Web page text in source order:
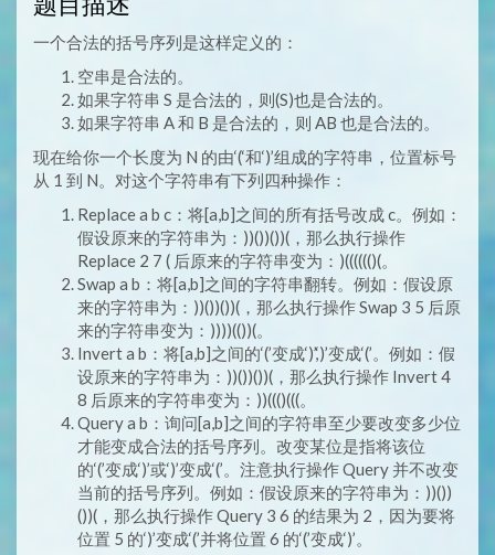
一个合法的括号序列是这样定义的：
空串是合法的。
如果字符串 S 是合法的，则(S)也是合法的。
如果字符串 A 和 B 是合法的，则 AB 也是合法的。
现在给你一个长度为 N 的由‘(‘和‘)’组成的字符串，位置标号
从 1 到 N。对这个字符串有下列四种操作：
Replace a b c：将[a,b]之间的所有括号改成 c。例如：
假设原来的字符串为：))())())(，那么执行操作
Replace 2 7 ( 后原来的字符串变为：)(((((()(。
Swap a b：将[a,b]之间的字符串翻转。例如：假设原
来的字符串为：))())())(，那么执行操作 Swap 3 5 后原
来的字符串变为：))))(())(。
Invert a b：将[a,b]之间的‘(’变成‘)’,‘)’变成‘(’。例如：假
设原来的字符串为：))())())(，那么执行操作 Invert 4
8 后原来的字符串变为：))((()(((。
Query a b：询问[a,b]之间的字符串至少要改变多少位
才能变成合法的括号序列。改变某位是指将该位
的‘(’变成‘)’或‘)’变成‘(’。注意执行操作 Query 并不改变
当前的括号序列。例如：假设原来的字符串为：))())
())(，那么执行操作 Query 3 6 的结果为 2，因为要将
位置 5 的‘)’变成‘(’并将位置 6 的‘(’变成‘)’。